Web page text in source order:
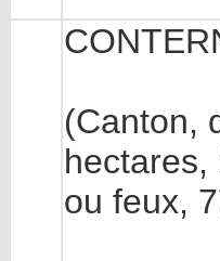
(Canton,
hectares,
ou feux,